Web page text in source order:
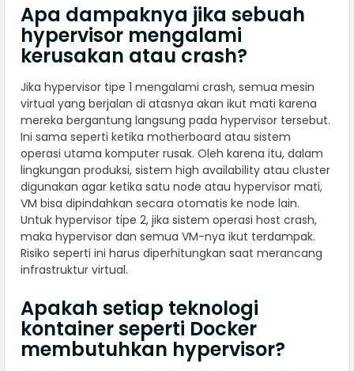
Apa dampaknya jika sebuah
hypervisor mengalami
kerusakan atau crash?
Jika hypervisor tipe 1 mengalami crash, semua mesin
virtual yang berjalan di atasnya akan ikut mati karena
mereka bergantung langsung pada hypervisor tersebut.
Ini sama seperti ketika motherboard atau sistem
operasi utama komputer rusak. Oleh karena itu, dalam
lingkungan produksi, sistem high availability atau cluster
digunakan agar ketika satu node atau hypervisor mati,
VM bisa dipindahkan secara otomatis ke node lain.
Untuk hypervisor tipe 2, jika sistem operasi host crash,
maka hypervisor dan semua VM-nya ikut terdampak.
Risiko seperti ini harus diperhitungkan saat merancang
infrastruktur virtual.
Apakah setiap teknologi
kontainer seperti Docker
membutuhkan hypervisor?